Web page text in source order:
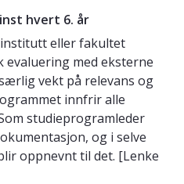
hvert 6. år
eller fakultet
med eksterne
vekt på relevans og
innfrir alle
studieprogramleder
og i selve
oppnevnt til det. [Lenke